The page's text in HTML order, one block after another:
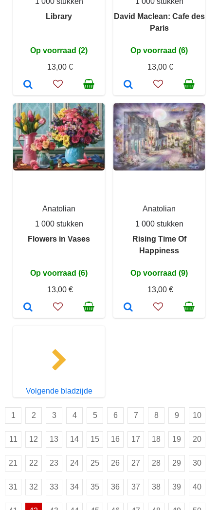
Library
Op voorraad (2)
13,00 €
David Maclean: Cafe des
Paris
Op voorraad (6)
13,00 €
Anatolian
1 000 stukken
Flowers in Vases
Op voorraad (6)
13,00 €
Anatolian
1 000 stukken
Rising Time Of
Happiness
Op voorraad (9)
13,00 €
Volgende bladzijde
1 2 3 4 5 6 7 8 9 10
11 12 13 14 15 16 17 18 19 20
21 22 23 24 25 26 27 28 29 30
31 32 33 34 35 36 37 38 39 40